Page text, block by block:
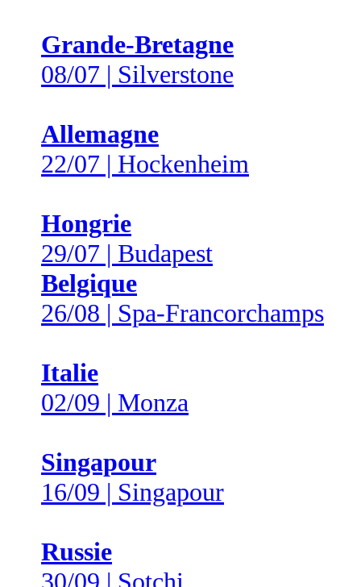
Grande-Bretagne
08/07 | Silverstone
Allemagne
22/07 | Hockenheim
Hongrie
29/07 | Budapest
Belgique
26/08 | Spa-Francorchamps
Italie
02/09 | Monza
Singapour
16/09 | Singapour
Russie